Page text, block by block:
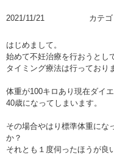
カテ
2021/11/21
はじめまして。
始めて不妊治療を行おうとし
タイミング療法は行っており
体重が100キロあり現在ダイ
40歳になってしまいます。
その場合やはり標準体重にな
か？
それとも１度伺ったほうが良